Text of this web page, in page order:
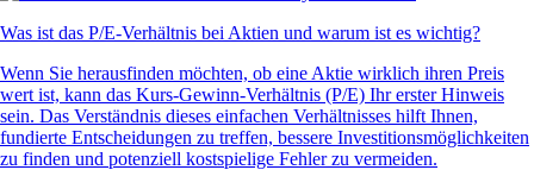
Was ist das P/E-Verhältnis bei Aktien und warum ist es wichtig?
Wenn Sie herausfinden möchten, ob eine Aktie wirklich ihren Preis
wert ist, kann das Kurs-Gewinn-Verhältnis (P/E) Ihr erster Hinweis
sein. Das Verständnis dieses einfachen Verhältnisses hilft Ihnen,
fundierte Entscheidungen zu treffen, bessere Investitionsmöglichkeiten
zu finden und potenziell kostspielige Fehler zu vermeiden.